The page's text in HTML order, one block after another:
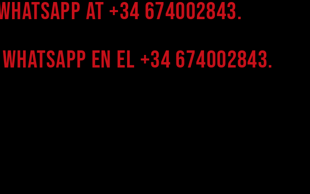
at +34 674002843.
en el +34 674002843.